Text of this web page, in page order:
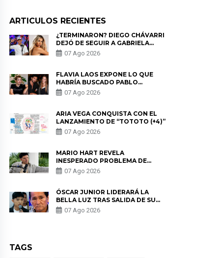
ARTICULOS RECIENTES
¿TERMINARON? DIEGO CHÁVARRI
DEJÓ DE SEGUIR A GABRIELA
HERRERA Y ANUNCIA SU SALIDA
DE PÓDCAST
07 Ago 2026
FLAVIA LAOS EXPONE LO QUE
HABRÍA BUSCADO PABLO
HEREDIA CON ALE FULLER: “UNA
DE LAS PARTES QUERÍA EL
07 Ago 2026
ARIA VEGA CONQUISTA CON EL
LANZAMIENTO DE “TOTOTO (+4)”
07 Ago 2026
MARIO HART REVELA
INESPERADO PROBLEMA DE
SALUD ANTES DE SEPARARSE DE
KORINA: “ME ENCONTRARON UN
07 Ago 2026
ÓSCAR JUNIOR LIDERARÁ LA
BELLA LUZ TRAS SALIDA DE SU
PADRE POR POLÉMICA CON
NALDY SALDAÑA
07 Ago 2026
TAGS